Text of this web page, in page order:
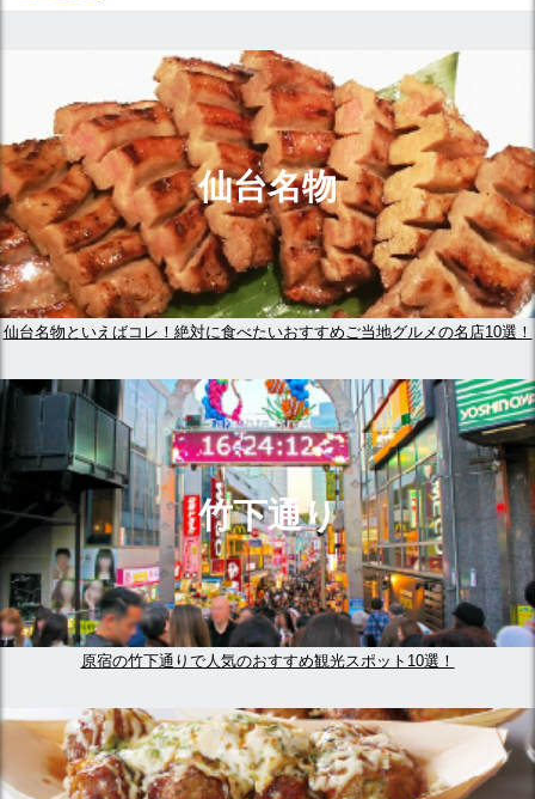
仙台名物
仙台名物といえばコレ！絶対に食べたいおすすめご当地グルメの名店10選！
竹下通り
原宿の竹下通りで人気のおすすめ観光スポット10選！